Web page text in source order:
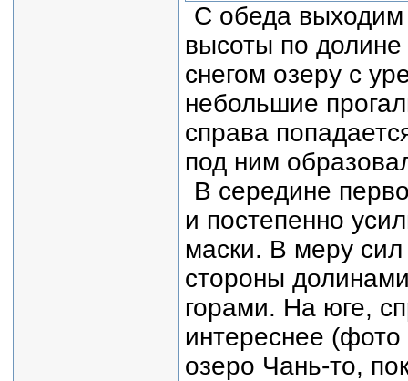
С обеда
высоты по
снегом озеру с
небольшие
справа
под ним
В середине
и постепенно
маски. В меру
стороны
горами. На юге,
интереснее
озеро Чань-то,